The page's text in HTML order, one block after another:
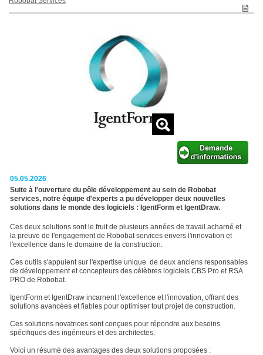
05.05.2026
Suite à l'ouverture du pôle développement au sein de Robobat
services, notre équipe d'experts a pu développer deux nouvelles
solutions dans le monde des logiciels : IgentForm et IgentDraw.
Ces deux solutions sont le fruit de plusieurs années de travail acharné et
la preuve de l'engagement de Robobat services envers l'innovation et
l'excellence dans le domaine de la construction.
Ces outils s'appuient sur l'expertise unique de deux anciens responsables
de développement et concepteurs des célèbres logiciels CBS Pro et RSA
PRO de Robobat.
IgentForm et IgentDraw incarnent l'excellence et l'innovation, offrant des
solutions avancées et fiables pour optimiser tout projet de construction.
Ces solutions novatrices sont conçues pour répondre aux besoins
spécifiques des ingénieurs et des architectes.
Voici un résumé des avantages des deux solutions proposées :